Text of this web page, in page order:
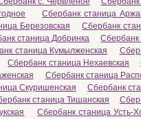
Сбербанк станица
Березовская
Сбербанк
станица Добринка
Сбербанк
станица Кумылженская
Сбербанк станица Нехаевская
Сбербанк станица
Скуришенская
Сбербанк
станица Тишанская
Сбербанк станица Усть-